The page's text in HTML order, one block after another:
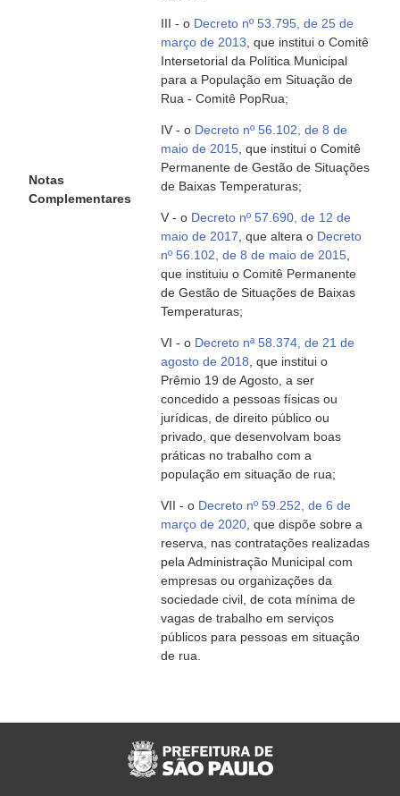
Notas
Complementares
III - o Decreto nº 53.795, de 25 de
março de 2013 , que institui o Comitê
Intersetorial da Política Municipal
para a População em Situação de
Rua - Comitê PopRua;
IV - o Decreto nº 56.102, de 8 de
maio de 2015 , que institui o Comitê
Permanente de Gestão de Situações
de Baixas Temperaturas;
V - o Decreto nº 57.690, de 12 de
maio de 2017 , que altera o Decreto
nº 56.102, de 8 de maio de 2015
que instituiu o Comitê Permanente
de Gestão de Situações de Baixas
Temperaturas;
VI - o Decreto nª 58.374, de 21 de
agosto de 2018 , que institui o
Prêmio 19 de Agosto, a ser
concedido a pessoas físicas ou
jurídicas, de direito público ou
privado, que desenvolvam boas
práticas no trabalho com a
população em situação de rua;
VII - o Decreto nº 59.252, de 6 de
março de 2020 , que dispõe sobre a
reserva, nas contratações realizadas
pela Administração Municipal com
empresas ou organizações da
sociedade civil, de cota mínima de
vagas de trabalho em serviços
públicos para pessoas em situação
de rua.